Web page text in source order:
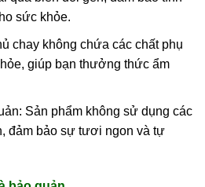
sức khỏe.
chay không chứa các chất phụ
giúp bạn thưởng thức ẩm
Sản phẩm không sử dụng các
đảm bảo sự tươi ngon và tự